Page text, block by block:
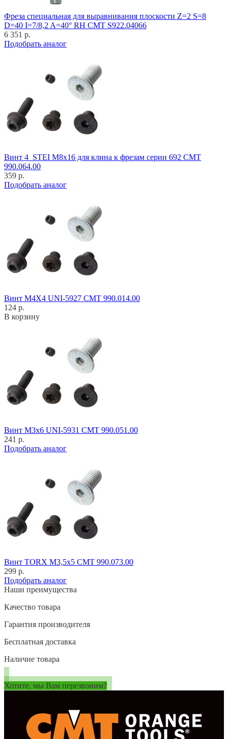
Фреза специальная для выравнивания плоскости Z=2 S=8
D=40 I=7/8,2 A=40° RH CMT S922.04066
6 351 р.
Подобрать аналог
Винт 4_STEI M8x16 для клина к фрезам серии 692 CMT
990.064.00
359 р.
Подобрать аналог
Винт M4X4 UNI-5927 CMT 990.014.00
124 р.
В корзину
Винт M3x6 UNI-5931 CMT 990.051.00
241 р.
Подобрать аналог
Винт TORX M3,5x5 CMT 990.073.00
299 р.
Подобрать аналог
Наши преимущества
Качество товара
Гарантия производителя
Бесплатная доставка
Наличие товара
Хотите, мы Вам перезвоним?